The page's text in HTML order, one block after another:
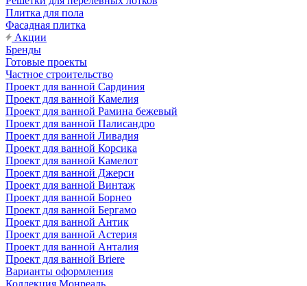
Плитка для пола
Фасадная плитка
Акции
Бренды
Готовые проекты
Частное строительство
Проект для ванной Сардиния
Проект для ванной Камелия
Проект для ванной Рамина бежевый
Проект для ванной Палисандро
Проект для ванной Ливадия
Проект для ванной Корсика
Проект для ванной Камелот
Проект для ванной Джерси
Проект для ванной Винтаж
Проект для ванной Борнео
Проект для ванной Бергамо
Проект для ванной Антик
Проект для ванной Астерия
Проект для ванной Анталия
Проект для ванной Briere
Варианты оформления
Коллекция Монреаль